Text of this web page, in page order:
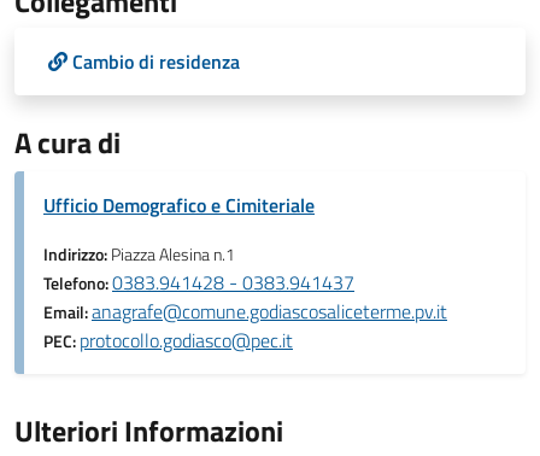
Cambio di residenza
A cura di
Ufficio Demografico e Cimiteriale
Indirizzo:Piazza Alesina n.1
Telefono:0383.941428 - 0383.941437
Email:anagrafe@comune.godiascosaliceterme.pv.it
PEC:protocollo.godiasco@pec.it
Ulteriori Informazioni